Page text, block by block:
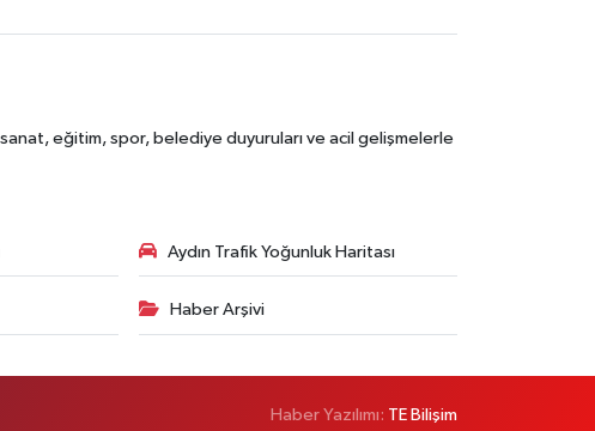
eğitim, spor, belediye duyuruları ve acil gelişmelerle
Aydın Trafik Yoğunluk Haritası
Haber Arşivi
Haber Yazılımı: TE Bilişim